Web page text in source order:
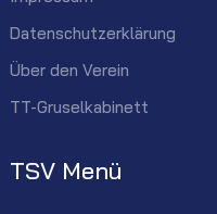
Datenschutzerklärung
Über den Verein
TT-Gruselkabinett
TSV Menü